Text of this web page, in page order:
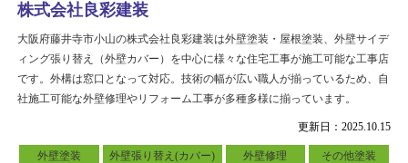
更新日：2025.10.15
外壁塗装 外壁張り替え(カバー) 外壁修理
その他塗装
株式会社良彩建装
大阪府藤井寺市小山の株式会社良彩建装は外壁塗装・屋根塗装、外壁サイデ
ィング張り替え（外壁カバー）を中心に様々な住宅工事が施工可能な工事店
です。外構は窓口となって対応。技術の幅が広い職人が揃っているため、自
社施工可能な外壁修理やリフォーム工事が多種多様に揃っています。